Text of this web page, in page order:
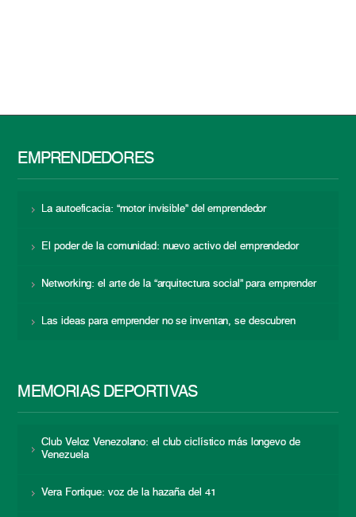
EMPRENDEDORES
La autoeficacia: “motor invisible” del emprendedor
El poder de la comunidad: nuevo activo del emprendedor
Networking: el arte de la “arquitectura social” para emprender
Las ideas para emprender no se inventan, se descubren
MEMORIAS DEPORTIVAS
Club Veloz Venezolano: el club ciclístico más longevo de
Venezuela
Vera Fortique: voz de la hazaña del 41